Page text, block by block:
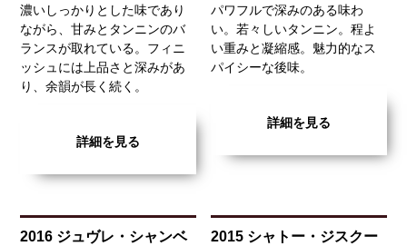
濃いしっかりとした味であり
ながら、甘みとタンニンのバ
ランスが取れている。フィニ
ッシュには上品さと深みがあ
り、余韻が長く続く。
詳細を見る
パワフルで深みのある味わ
い。若々しいタンニン。程よ
い重みと凝縮感。魅力的なス
パイシーな後味。
詳細を見る
2016 ジュヴレ・シャンベ 2015 シャトー・ジスクー